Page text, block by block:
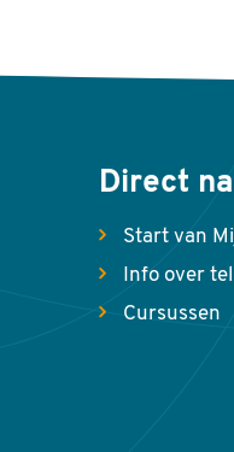
Direct
Start van
Info over
Cursussen